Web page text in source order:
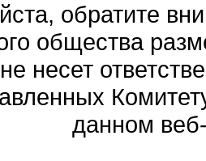
обратите
общества
несет
данном